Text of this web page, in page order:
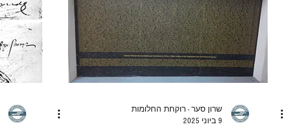
לחיות את פורטו
שרון סער - רוקחת החלומות
9 ביוני 2025